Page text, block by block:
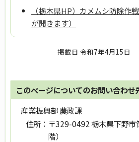
（栃木県HP）カメムシ防除作
が開きます）
掲載日 令和7年4月15日
このページについてのお問い合わせ
産業振興部 農政課
住所： 〒329-0492 栃木県下野市
階）